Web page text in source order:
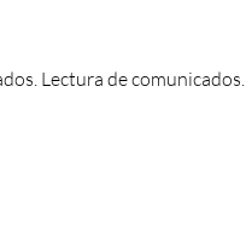
Lectura de comunicados.